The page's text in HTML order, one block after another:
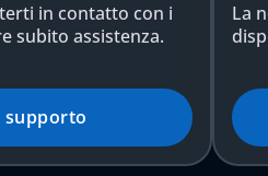
in contatto con i
subito assistenza.
supporto
La